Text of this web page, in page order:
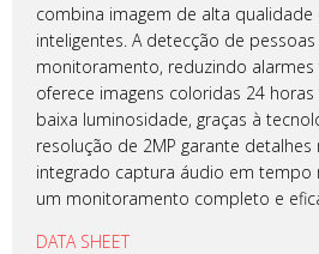
combina imagem de alta qualidade
inteligentes. A detecção de
monitoramento, reduzindo alarmes
oferece imagens coloridas 24
baixa luminosidade, graças à
resolução de 2MP garante
integrado captura áudio em tempo
um monitoramento completo e
DATA SHEET